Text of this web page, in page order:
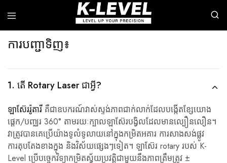
-
ក្រុម
ហ៊ុន
មុខ
គេ
នៃ
ឧបករណ៍
វាស់
ស្ទង់
ភាព
ជំនាញ
ក្នុង
ការ
ការ
អភិវឌ្ឍន៍
និង
ការ
ផលិត
ឧបករណ៍
វាស់
ការបញ្ជាទិញ៖
1. តើ Rotary Laser ជាអ្វី?
ឡាស៊ែររ៉ូតារីគឺជាឧបករណ៍វាស់ស្ទង់ភាពជាក់លាក់ដែលបង្កើតខ្សែយោង
ផ្ដេក/បញ្ឈរ 360° តាមរយៈក្បាលឡាស៊ែរបង្វិលដែលមានល្បឿនលឿន។
វាត្រូវបានគេប្រើយ៉ាងទូលំទូលាយនៅក្នុងកម្រិតអគារ ការសាងសង់ផ្លូវ
ការតុបតែងខាងក្នុង និងវិស័យផ្សេងៗទៀត។ ឡាស៊ែរ rotary របស់ K-
Level ប្រើបច្ចេកវិទ្យាកម្រិតស្វ័យប្រវត្តិជាមួយនឹងភាពត្រឹមត្រូវ ±